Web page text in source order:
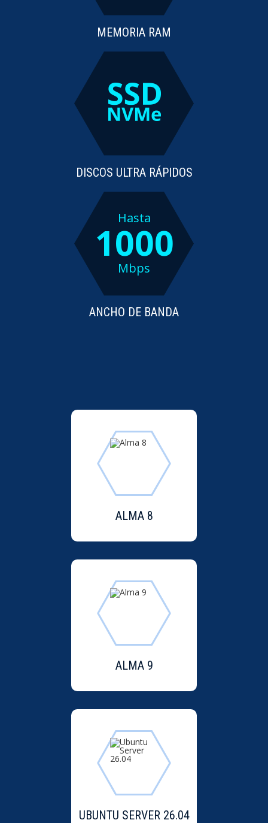
MEMORIA RAM
DISCOS ULTRA RÁPIDOS
Hasta
1000
Mbps
ANCHO DE BANDA
ALMA 8
ALMA 9
UBUNTU SERVER 26.04